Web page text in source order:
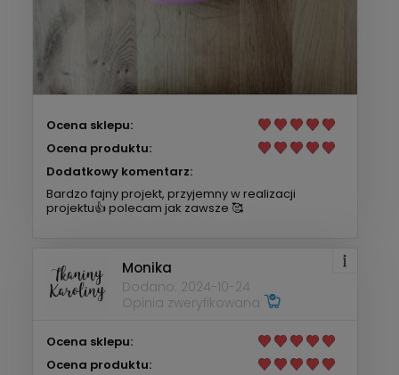
Ocena sklepu:
Ocena produktu:
Dodatkowy komentarz:
Bardzo fajny projekt, przyjemny w realizacji
projektu👍 polecam jak zawsze 🥰
Monika
Dodano: 2024-10-24
Opinia zweryfikowana
Ocena sklepu:
Ocena produktu: